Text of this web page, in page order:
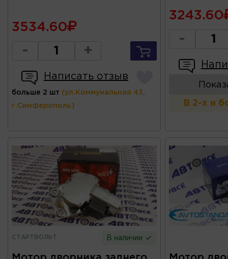
3534.60
- +
Написать отзыв
больше 2 шт (ул.Коммунальная 43,
г.Симферополь)
3243.60
-
В 2-х и
СТАРТВОЛЬТ В наличии